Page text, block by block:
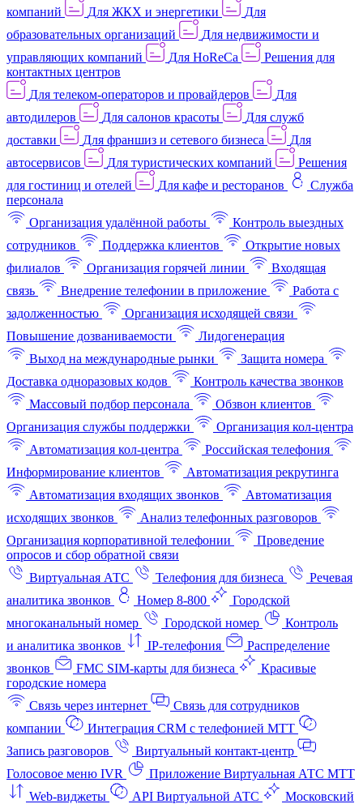
компаний
Для ЖКХ и энергетики
Для
образовательных организаций
Для недвижимости и
управляющих компаний
Для HoReCa
Решения для
контактных центров
Для телеком-операторов и провайдеров
Для
автодилеров
Для салонов красоты
Для служб
доставки
Для франшиз и сетевого бизнеса
Для
автосервисов
Для туристических компаний
Решения
для гостиниц и отелей
Для кафе и ресторанов
Служба
персонала
Организация удалённой работы
Контроль выездных
сотрудников
Поддержка клиентов
Открытие новых
филиалов
Организация горячей линии
Входящая
связь
Внедрение телефонии в приложение
Работа с
задолженностью
Организация исходящей связи
Повышение дозваниваемости
Лидогенерация
Выход на международные рынки
Защита номера
Доставка одноразовых кодов
Контроль качества звонков
Массовый подбор персонала
Обзвон клиентов
Организация службы поддержки
Организация кол-центра
Автоматизация кол-центра
Российская телефония
Информирование клиентов
Автоматизация рекрутинга
Автоматизация входящих звонков
Автоматизация
исходящих звонков
Анализ телефонных разговоров
Организация корпоративной телефонии
Проведение
опросов и сбор обратной связи
Виртуальная АТС
Телефония для бизнеса
Речевая
аналитика звонков
Номер 8-800
Городской
многоканальный номер
Городской номер
Контроль
и аналитика звонков
IP-телефония
Распределение
звонков
FMC SIM-карты для бизнеса
Красивые
городские номера
Связь через интернет
Связь для сотрудников
компании
Интеграция CRM с телефонией МТТ
Запись разговоров
Виртуальный контакт‑центр
Голосовое меню IVR
Приложение Виртуальная АТС МТТ
Web-виджеты
API Виртуальной АТС
Московский